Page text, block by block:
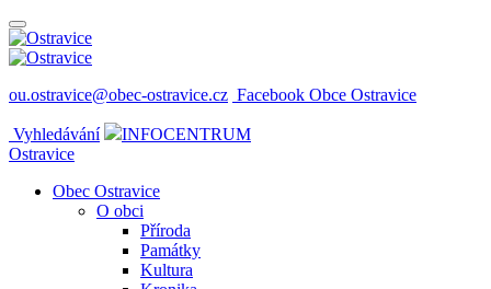
ou.ostravice@obec-ostravice.cz Facebook Obce Ostravice
Vyhledávání
INFOCENTRUM
Ostravice
Obec Ostravice
O obci
Příroda
Památky
Kultura